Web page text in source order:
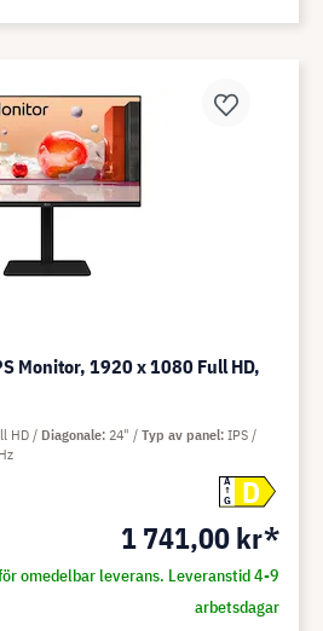
Monitor, 1920 x 1080 Full HD,
A
G
D
1 741,00 kr*
omedelbar leverans. Leveranstid 4-9
arbetsdagar
HD Diagonale 24" Typ av panel IPS